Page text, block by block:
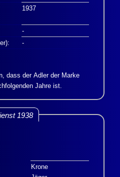
1937
-
-
dass der Adler der Marke
Jahre ist.
1938
Krone